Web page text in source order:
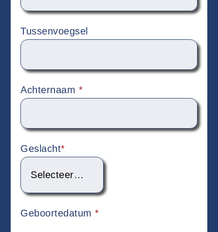
Tussenvoegsel
Achternaam *
Geslacht*
Geboortedatum*